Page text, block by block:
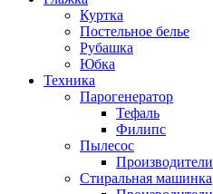
Куртка
Постельное белье
Рубашка
Юбка
Техника
Парогенератор
Тефаль
Филипс
Пылесос
Производители
Стиральная машинка